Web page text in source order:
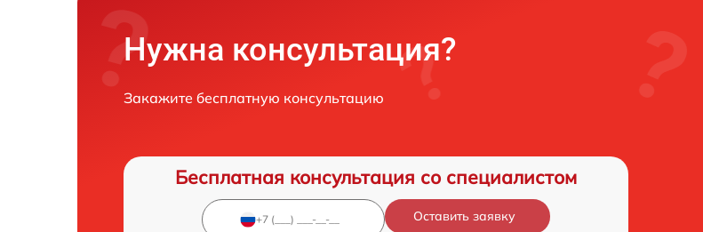
Нужна консультация?
Закажите бесплатную консультацию
Бесплатная консультация со специалистом
Оставить заявку